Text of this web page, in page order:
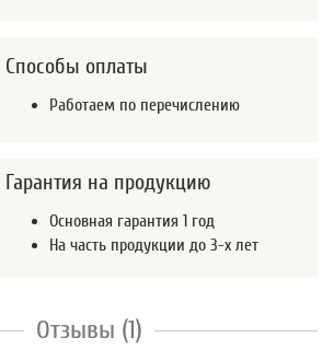
Способы оплаты
Работаем по перечислению
Гарантия на продукцию
Основная гарантия 1 год
На часть продукции до 3-х лет
Отзывы (1)